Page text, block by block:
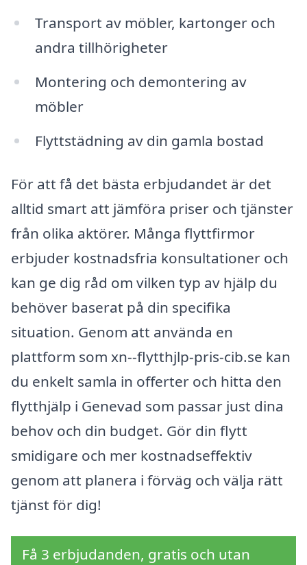
Transport av möbler, kartonger och
andra tillhörigheter
Montering och demontering av
möbler
Flyttstädning av din gamla bostad
För att få det bästa erbjudandet är det
alltid smart att jämföra priser och tjänster
från olika aktörer. Många flyttfirmor
erbjuder kostnadsfria konsultationer och
kan ge dig råd om vilken typ av hjälp du
behöver baserat på din specifika
situation. Genom att använda en
plattform som xn--flytthjlp-pris-cib.se kan
du enkelt samla in offerter och hitta den
flytthjälp i Genevad som passar just dina
behov och din budget. Gör din flytt
smidigare och mer kostnadseffektiv
genom att planera i förväg och välja rätt
tjänst för dig!
Få 3 erbjudanden, gratis och utan